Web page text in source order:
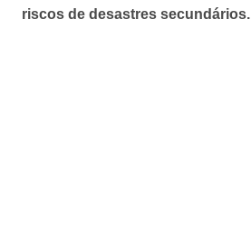
riscos de desastres secundários.